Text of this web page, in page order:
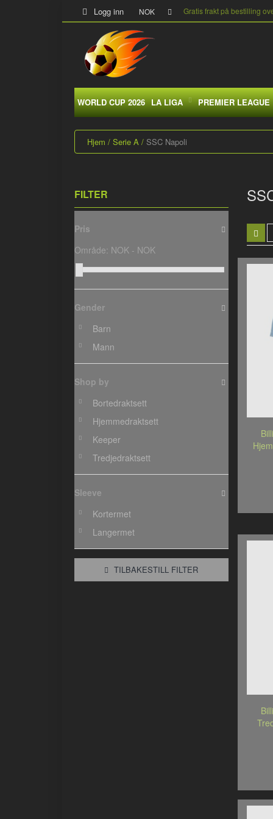
Logg inn NOK Gratis frakt på bestilling
WORLD CUP 2026 LA LIGA PREMIER LEAGUE
Hjem Serie A SSC Napoli
FILTER
Pris
Område: NOK - NOK
Gender
Barn
Mann
Shop by
Bortedraktsett
Hjemmedraktsett
Keeper
Tredjedraktsett
Sleeve
Kortermet
Langermet
TILBAKESTILL FILTER